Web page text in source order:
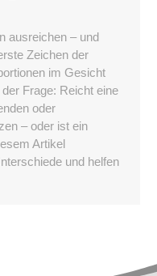
ausreichen – und
Zeichen der
im Gesicht
Frage: Reicht eine
oder
– oder ist ein
Artikel
und helfen